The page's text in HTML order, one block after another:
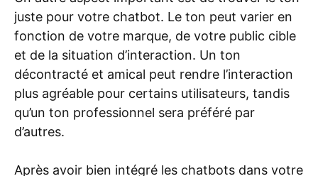
juste pour votre chatbot. Le ton peut varier en
fonction de votre marque, de votre public cible
et de la situation d’interaction. Un ton
décontracté et amical peut rendre l’interaction
plus agréable pour certains utilisateurs, tandis
qu’un ton professionnel sera préféré par
d’autres.
Après avoir bien intégré les chatbots dans votre